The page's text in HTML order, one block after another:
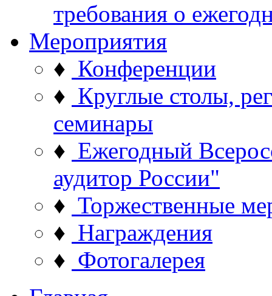
требования о
Мероприятия
♦ Конференции
♦ Круглые столы,
семинары
♦ Ежегодный
аудитор России"
♦ Торжественные
♦ Награждения
♦ Фотогалерея